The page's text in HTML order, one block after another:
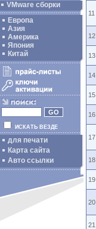
VMware сборки
Европа
Азия
Америка
Япония
Китай
ИСКАТЬ ВЕЗДЕ
для печати
Карта сайта
Авто ссылки
11
12
13
14
15
16
17
18
19
20
21